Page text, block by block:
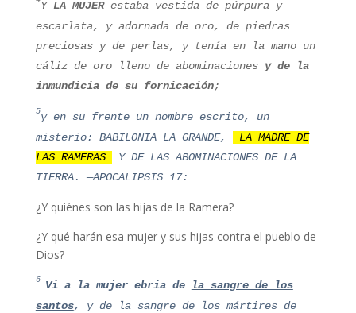
Y LA MUJERestaba vestida de púrpura y
escarlata, y adornada de oro, de piedras
preciosas y de perlas, y tenía en la mano un
cáliz de oro lleno de abominaciones y de la
inmundicia de su fornicación;
5y en su frente un nombre escrito, un
misterio: BABILONIA LA GRANDE,
LA MADRE DE
LAS RAMERAS
Y DE LAS ABOMINACIONES DE LA
TIERRA. —APOCALIPSIS 17:
¿Y quiénes son las hijas de la Ramera?
¿Y qué harán esa mujer y sus hijas contra el pueblo de
Dios?
6 Vi a la mujer ebria de
la sangre de los
santos, y de la sangre de los mártires de